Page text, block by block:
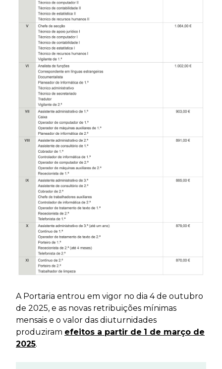
A Portaria entrou em vigor no dia 4 de outubro
de 2025, e as novas retribuições mínimas
mensais e o valor das diuturnidades
produziram efeitos a partir de 1 de março de
2025.